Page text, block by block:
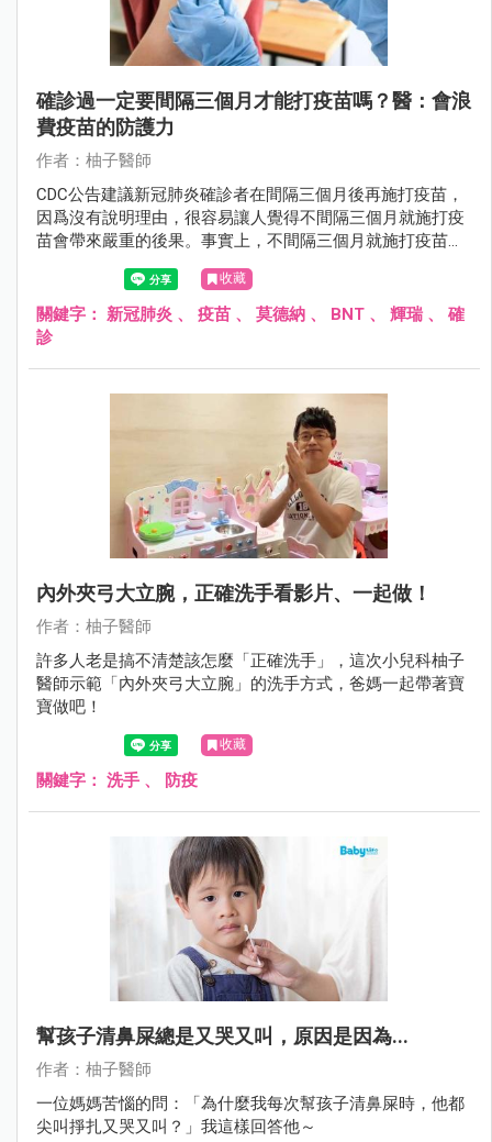
確診過一定要間隔三個月才能打疫苗嗎？醫：會浪
費疫苗的防護力
作者：柚子醫師
CDC公告建議新冠肺炎確診者在間隔三個月後再施打疫苗，
因爲沒有說明理由，很容易讓人覺得不間隔三個月就施打疫
苗會帶來嚴重的後果。事實上，不間隔三個月就施打疫苗並
不會傷害身體，只是浪費了疫苗的防護力。
收藏
關鍵字： 新冠肺炎 、 疫苗 、 莫德納 、 BNT 、 輝瑞 、 確
診
內外夾弓大立腕，正確洗手看影片、一起做！
作者：柚子醫師
許多人老是搞不清楚該怎麼「正確洗手」，這次小兒科柚子
醫師示範「內外夾弓大立腕」的洗手方式，爸媽一起帶著寶
寶做吧！
收藏
關鍵字： 洗手 、 防疫
幫孩子清鼻屎總是又哭又叫，原因是因為...
作者：柚子醫師
一位媽媽苦惱的問：「為什麼我每次幫孩子清鼻屎時，他都
尖叫掙扎又哭又叫？」我這樣回答他～